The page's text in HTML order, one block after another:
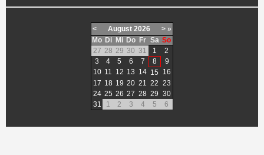
< August 2026 > »
Mo Di Mi Do Fr Sa So
27 28 29 30 31 1
2
3
4 5 6 7 8
9
10 11 12 13 14 15
16
17 18 19 20 21 22 23
24 25 26 27 28 29 30
31
1 2 3 4 5 6